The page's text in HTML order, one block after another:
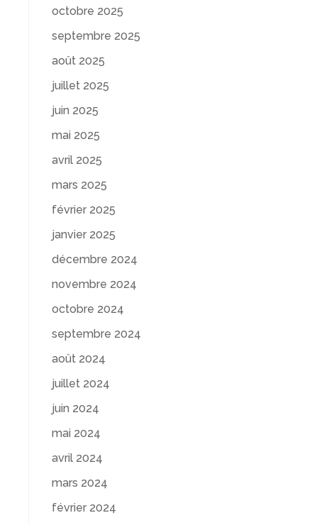
octobre 2025
septembre 2025
août 2025
juillet 2025
juin 2025
mai 2025
avril 2025
mars 2025
février 2025
janvier 2025
décembre 2024
novembre 2024
octobre 2024
septembre 2024
août 2024
juillet 2024
juin 2024
mai 2024
avril 2024
mars 2024
février 2024